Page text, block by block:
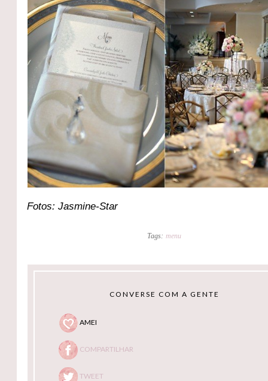
Fotos: Jasmine-Star
Tags: menu
CONVERSE COM A GENTE
AMEI
COMPARTILHAR
TWEET